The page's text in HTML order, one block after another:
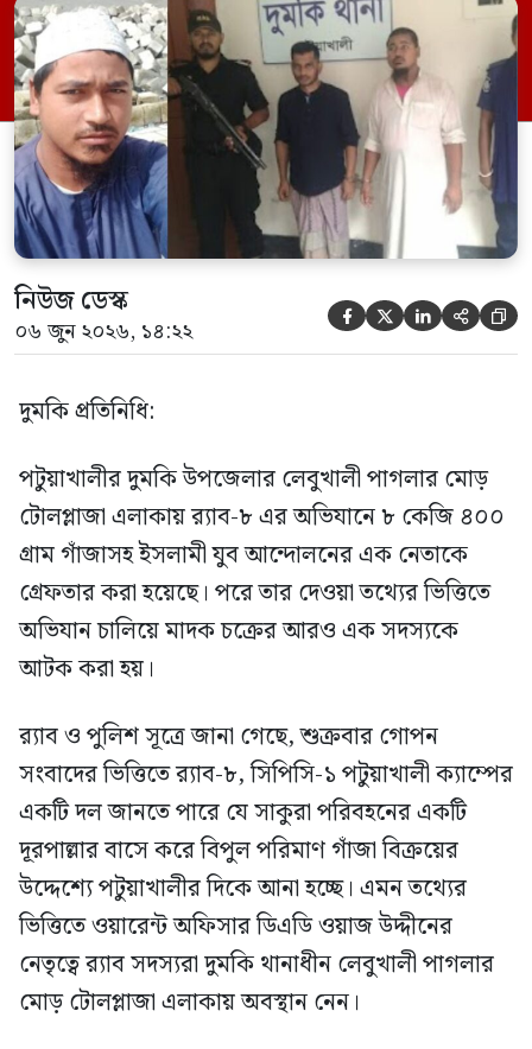
ভিত্তিতে অভিযান চালিয়ে মাদক চক্রের আরও
এক সদস্যকে আটক করা হয়। র‍্যাব ও পুলিশ
সূত্রে জানা গেছে, শুক্রবার গোপন সংবাদের
ভিত্তিতে র‍্যাব-৮, সিপিসি-১ পটুয়াখালী ক্যাম্পের
[…]
নিউজ ডেস্ক
০৬ জুন ২০২৬, ১৪:২২     
দুমকি প্রতিনিধি:
পটুয়াখালীর দুমকি উপজেলার লেবুখালী পাগলার মোড়
টোলপ্লাজা এলাকায় র‍্যাব-৮ এর অভিযানে ৮ কেজি ৪০০
গ্রাম গাঁজাসহ ইসলামী যুব আন্দোলনের এক নেতাকে
গ্রেফতার করা হয়েছে। পরে তার দেওয়া তথ্যের ভিত্তিতে
অভিযান চালিয়ে মাদক চক্রের আরও এক সদস্যকে
আটক করা হয়।
র‍্যাব ও পুলিশ সূত্রে জানা গেছে, শুক্রবার গোপন
সংবাদের ভিত্তিতে র‍্যাব-৮, সিপিসি-১ পটুয়াখালী ক্যাম্পের
একটি দল জানতে পারে যে সাকুরা পরিবহনের একটি
দূরপাল্লার বাসে করে বিপুল পরিমাণ গাঁজা বিক্রয়ের
উদ্দেশ্যে পটুয়াখালীর দিকে আনা হচ্ছে। এমন তথ্যের
ভিত্তিতে ওয়ারেন্ট অফিসার ডিএডি ওয়াজ উদ্দীনের
নেতৃত্বে র‍্যাব সদস্যরা দুমকি থানাধীন লেবুখালী পাগলার
মোড় টোলপ্লাজা এলাকায় অবস্থান নেন।